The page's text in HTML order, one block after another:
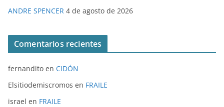
ANDRE SPENCER 4 de agosto de 2026
Comentarios recientes
fernandito en CIDÓN
Elsitiodemiscromos en FRAILE
israel en FRAILE